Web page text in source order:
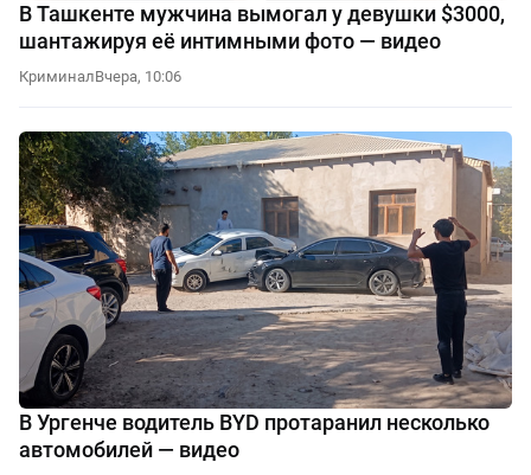
В Ташкенте мужчина вымогал у девушки $3000,
шантажируя её интимными фото — видео
КриминалВчера, 10:06
В Ургенче водитель BYD протаранил несколько
автомобилей — видео